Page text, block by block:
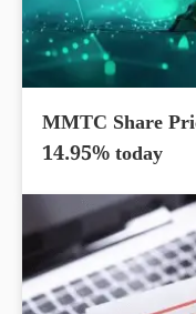
MMTC Share
14.95% today